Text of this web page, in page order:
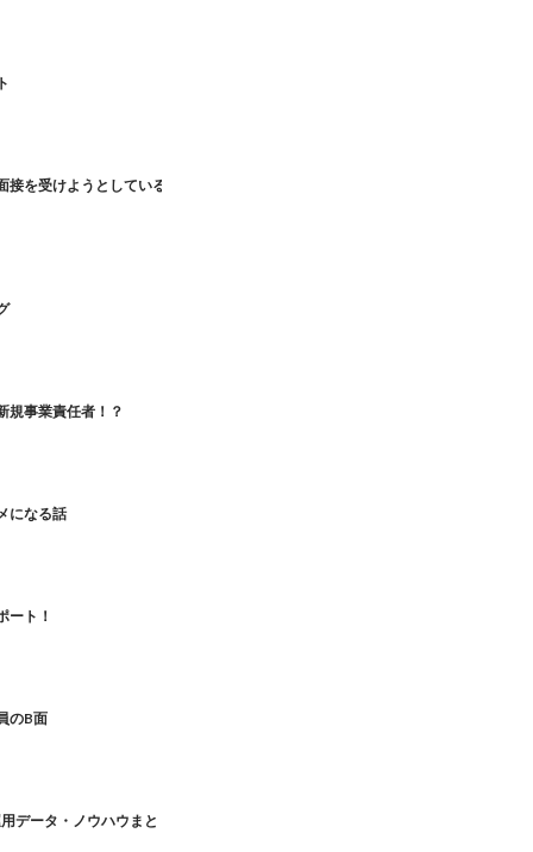
接を受けようとしている
規事業責任者！？
になる話
ート！
のB面
データ・ノウハウまと